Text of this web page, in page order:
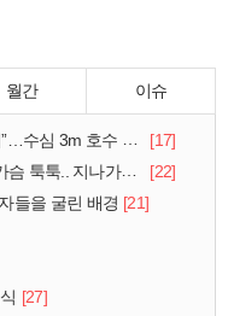
월간 이슈
수 뛰어든 60대 의인
[17]
지나가던 아재의 정체
[22]
들을 굴린 배경 [21]
[27]